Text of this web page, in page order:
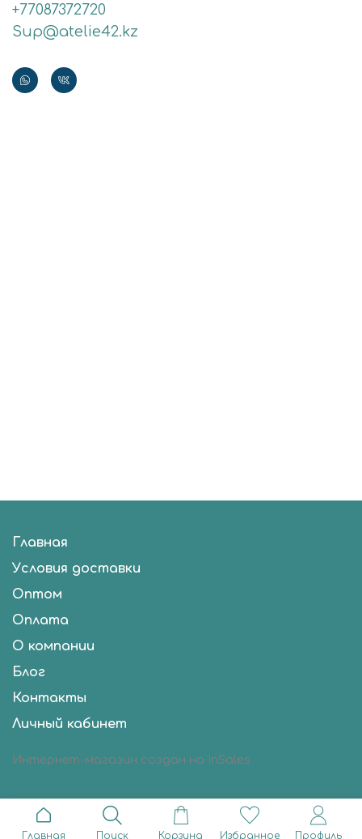
+77087372720
Sup@atelie42.kz
Главная
Условия доставки
Оптом
Оплата
О компании
Блог
Контакты
Личный кабинет
Интернет-магазин создан на InSales
Главная Поиск Корзина Избранное Профиль